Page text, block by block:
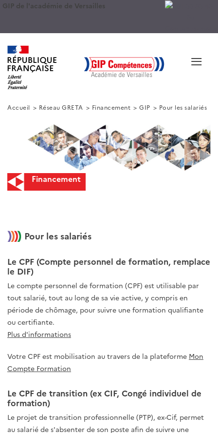
GIP de l'académie de Versailles
≡
Accueil Réseau GRETA Financement GIP Pour les salariés
Financement
Pour les salariés
Le CPF (Compte personnel de formation, remplace
le DIF)
Le compte personnel de formation (CPF) est utilisable par
tout salarié, tout au long de sa vie active, y compris en
période de chômage, pour suivre une formation qualifiante
ou certifiante.
Plus d'informations
Votre CPF est mobilisation au travers de la plateforme Mon
Compte Formation
Le CPF de transition (ex CIF, Congé individuel de
formation)
Le projet de transition professionnelle (PTP), ex-Cif, permet
au salarié de s'absenter de son poste afin de suivre une